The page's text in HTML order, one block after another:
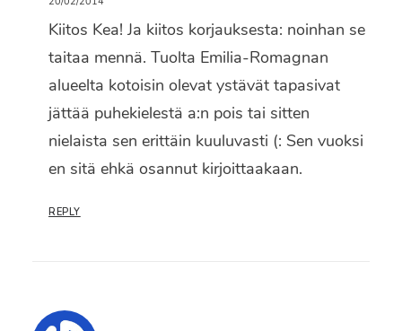
Kiitos Kea! Ja kiitos korjauksesta: noinhan se
taitaa mennä. Tuolta Emilia-Romagnan
alueelta kotoisin olevat ystävät tapasivat
jättää puhekielestä a:n pois tai sitten
nielaista sen erittäin kuuluvasti (: Sen vuoksi
en sitä ehkä osannut kirjoittaakaan.
REPLY